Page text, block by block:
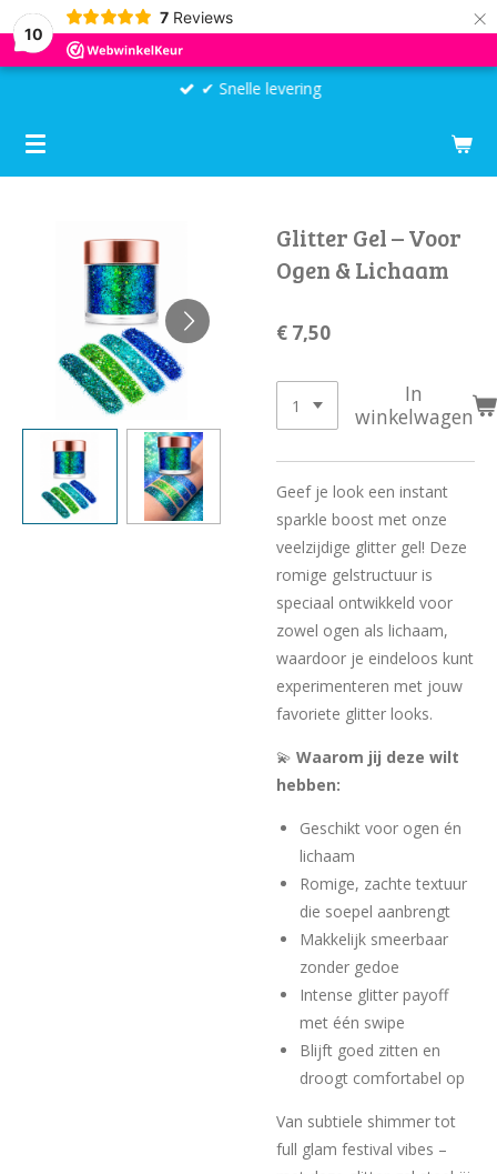
10
7 Reviews ×
✔ Snelle levering
Glitter Gel – Voor
Ogen & Lichaam
€ 7,50
In
winkelwagen
Geef je look een instant
sparkle boost met onze
veelzijdige glitter gel! Deze
romige gelstructuur is
speciaal ontwikkeld voor
zowel ogen als lichaam,
waardoor je eindeloos kunt
experimenteren met jouw
favoriete glitter looks.
💫 Waarom jij deze wilt
hebben:
Geschikt voor ogen én
lichaam
Romige, zachte textuur
die soepel aanbrengt
Makkelijk smeerbaar
zonder gedoe
Intense glitter payoff
met één swipe
Blijft goed zitten en
droogt comfortabel op
Van subtiele shimmer tot
full glam festival vibes –